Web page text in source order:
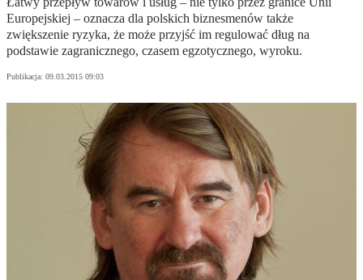
Europejskiej – oznacza dla polskich biznesmenów także
zwiększenie ryzyka, że może przyjść im regulować dług na
podstawie zagranicznego, czasem egzotycznego, wyroku.
Publikacja: 09.03.2015 09:03